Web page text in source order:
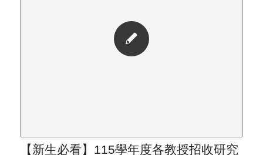
【新生必看】115學年度各教授招收研究